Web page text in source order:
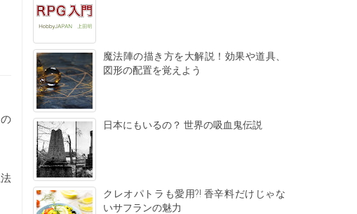
魔法陣の描き方を大解説！効果や道具、
図形の配置を覚えよう
日本にもいるの？ 世界の吸血鬼伝説
クレオパトラも愛用?! 香辛料だけじゃな
いサフランの魅力